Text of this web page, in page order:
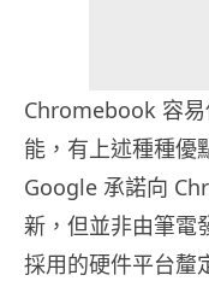
Chromebook 容
能，有上述種種優
Google 承諾向
新，但並非由筆電
採用的硬件平台釐